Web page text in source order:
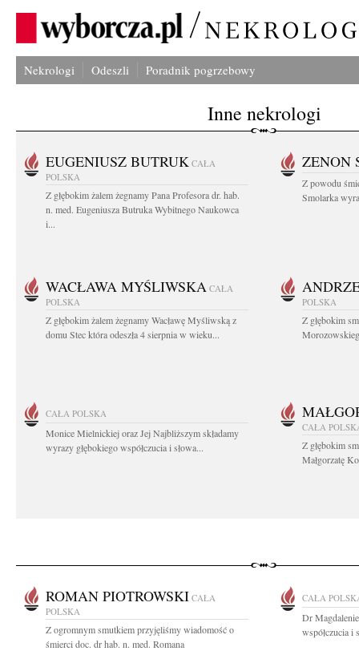
Nekrologi Odeszli Poradnik pogrzebowy
Inne nekrologi
EUGENIUSZ BUTRUK CAŁA
POLSKA
Z głębokim żalem żegnamy Pana Profesora dr. hab.
n. med. Eugeniusza Butruka Wybitnego Naukowca
i...
ZENON
Z powodu
Smolarka
WACŁAWA MYŚLIWSKA CAŁA
POLSKA
Z głębokim żalem żegnamy Wacławę Myśliwską z
domu Stec która odeszła 4 sierpnia w wieku...
POLSKA
Z głębokim
CAŁA POLSKA
Monice Mielnickiej oraz Jej Najbliższym składamy
wyrazy głębokiego współczucia i słowa...
CAŁA
Z głębokim
Małgorzatę
ROMAN PIOTROWSKI CAŁA
POLSKA
Z ogromnym smutkiem przyjęliśmy wiadomość o
śmierci doc. dr hab. n. med. Romana
CAŁA
Dr
współczucia i